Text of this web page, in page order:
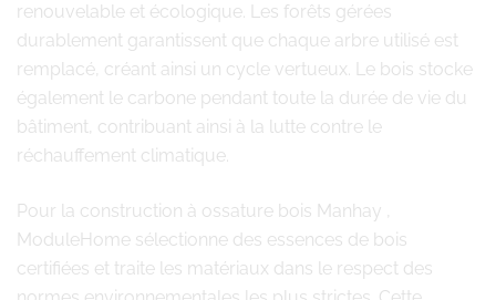
renouvelable et écologique. Les forêts gérées
durablement garantissent que chaque arbre utilisé est
remplacé, créant ainsi un cycle vertueux. Le bois stocke
également le carbone pendant toute la durée de vie du
bâtiment, contribuant ainsi à la lutte contre le
réchauffement climatique.
Pour la construction à ossature bois Manhay ,
ModuleHome sélectionne des essences de bois
certifiées et traite les matériaux dans le respect des